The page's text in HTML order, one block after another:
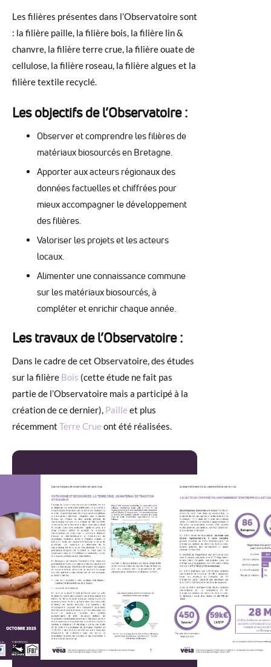
Les filières présentes dans l’Observatoire sont
: la filière paille, la filière bois, la filière lin &
chanvre, la filière terre crue, la filière ouate de
cellulose, la filière roseau, la filière algues et la
filière textile recyclé.
Les objectifs de l’Observatoire:
Observer et comprendre les filières de
matériaux biosourcés en Bretagne.
Apporter aux acteurs régionaux des
données factuelles et chiffrées pour
mieux accompagner le développement
des filières.
Valoriser les projets et les acteurs
locaux.
Alimenter une connaissance commune
sur les matériaux biosourcés, à
compléter et enrichir chaque année.
Les travaux de l’Observatoire :
Dans le cadre de cet Observatoire, des études
sur la filière Bois (cette étude ne fait pas
partie de l’Observatoire mais a participé à la
création de ce dernier), Paille et plus
récemment Terre Crue ont été réalisées.